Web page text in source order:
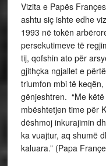
Vizita e Papës
ashtu siç ishte edhe
1993 në tokën
persekutimeve të
tij, qofshin ato për
gjithçka ngjallet e
triumfon mbi të
gënjeshtren. “Me
mbështetjen time për
dëshmoj inkurajimin
ka vuajtur, aq shumë
kaluara.” (Papa